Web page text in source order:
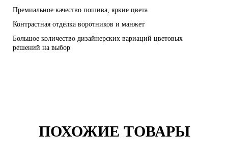
Премиальное качество пошива, яркие цвета
Контрастная отделка воротников и манжет
Большое количество дизайнерских вариаций цветовых
решений на выбор
ПОХОЖИЕ ТОВАРЫ